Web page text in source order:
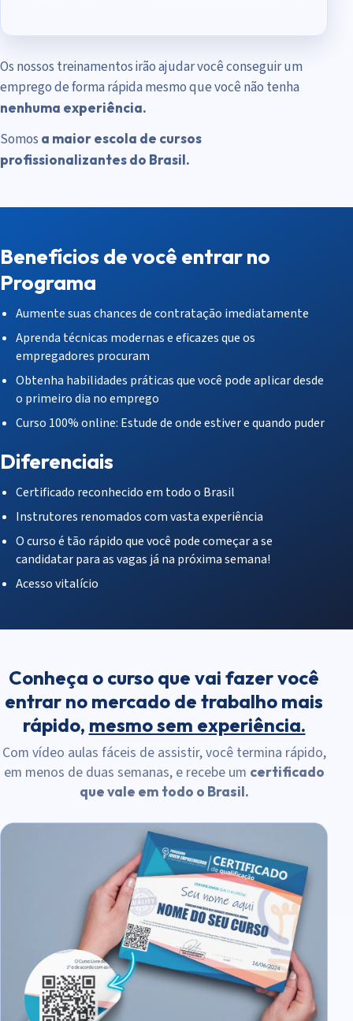
Os nossos treinamentos irão ajudar você conseguir um
emprego de forma rápida mesmo que você não tenha
nenhuma experiência.
Somos a maior escola de cursos
profissionalizantes do Brasil.
Benefícios de você entrar no
Programa
Aumente suas chances de contratação imediatamente
Aprenda técnicas modernas e eficazes que os
empregadores procuram
Obtenha habilidades práticas que você pode aplicar desde
o primeiro dia no emprego
Curso 100% online: Estude de onde estiver e quando puder
Diferenciais
Certificado reconhecido em todo o Brasil
Instrutores renomados com vasta experiência
O curso é tão rápido que você pode começar a se
candidatar para as vagas já na próxima semana!
Acesso vitalício
Conheça o curso que vai fazer você
entrar no mercado de trabalho mais
rápido, mesmo sem experiência.
Com vídeo aulas fáceis de assistir, você termina rápido,
em menos de duas semanas, e recebe um certificado
que vale em todo o Brasil.